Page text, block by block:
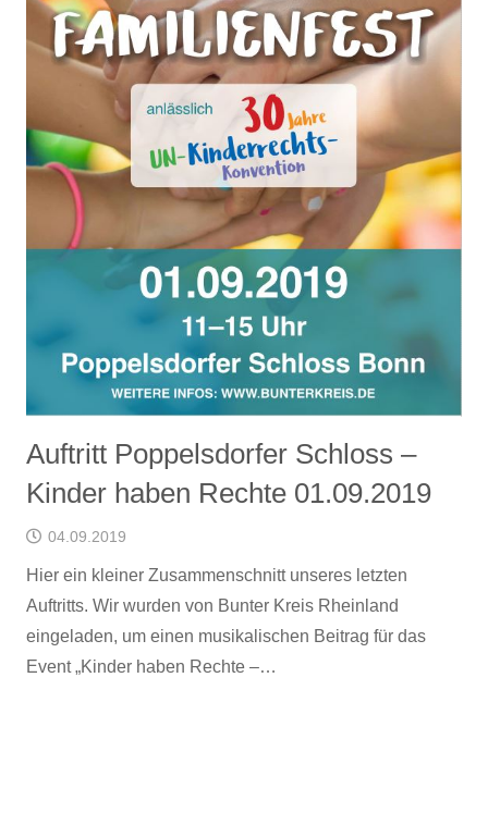
Auftritt Poppelsdorfer Schloss –
Kinder haben Rechte 01.09.2019
04.09.2019
Hier ein kleiner Zusammenschnitt unseres letzten
Auftritts. Wir wurden von Bunter Kreis Rheinland
eingeladen, um einen musikalischen Beitrag für das
Event „Kinder haben Rechte –…